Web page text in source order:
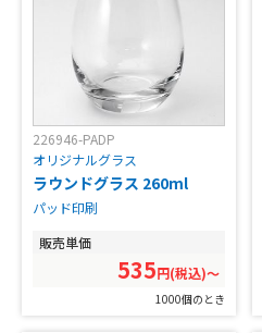
226946-PADP
オリジナルグラス
ラウンドグラス 260ml
パッド印刷
販売単価
535円(税込)〜
1000個のとき